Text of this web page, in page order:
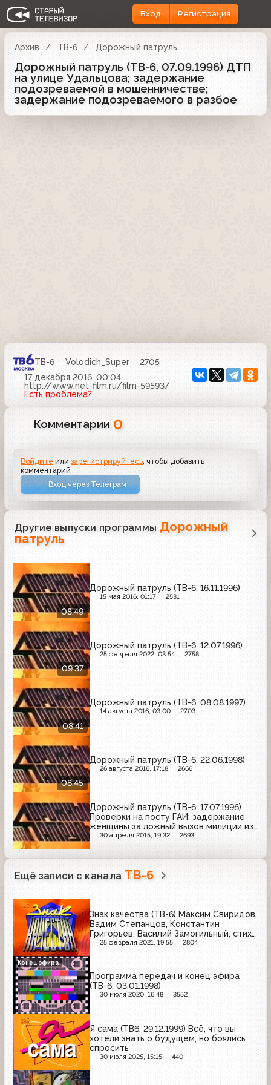
Вход Регистрация
Архив ТВ-6 Дорожный патруль
Дорожный патруль (ТВ-6, 07.09.1996) ДТП
на улице Удальцова; задержание
подозреваемой в мошенничестве;
задержание подозреваемого в разбое
ТВ-6 Volodich_Super
2705
17 декабря 2016, 00:04
http://www.net-film.ru/film-59593/
Есть проблема?
Комментарии 0
Войдите илизарегистрируйтесь , чтобы добавить
комментарий
Вход через Телеграм
Другие выпуски программы Дорожный
патруль
08:49
Дорожный патруль (ТВ-6, 16.11.1996)
15 мая 2016, 01:17 2531
09:37
Дорожный патруль (ТВ-6, 12.07.1996)
25 февраля 2022, 03:54 2758
08:41
Дорожный патруль (ТВ-6, 08.08.1997)
14 августа 2016, 03:00 2703
08:45
Дорожный патруль (ТВ-6, 22.06.1998)
26 августа 2016, 17:18 2666
Дорожный патруль (ТВ-6, 17.07.1996)
Проверки на посту ГАИ; задержание
женщины за ложный вызов милиции из-
за заложенного взрывного устройства
30 апреля 2015, 19:32 2693
Ещё записи с канала ТВ-6
Знак качества (ТВ-6) Максим Свиридов,
Вадим Степанцов, Константин
Григорьев, Василий Замогильный, стихи
от лысого человека
25 февраля 2021, 19:55 2804
Программа передач и конец эфира
(ТВ-6, 03.01.1998)
30 июля 2020, 16:48 3552
Конец эфира
Я сама (ТВ6, 29.12.1999) Всё, что вы
хотели знать о будущем, но боялись
спросить
30 июля 2025, 15:15 440